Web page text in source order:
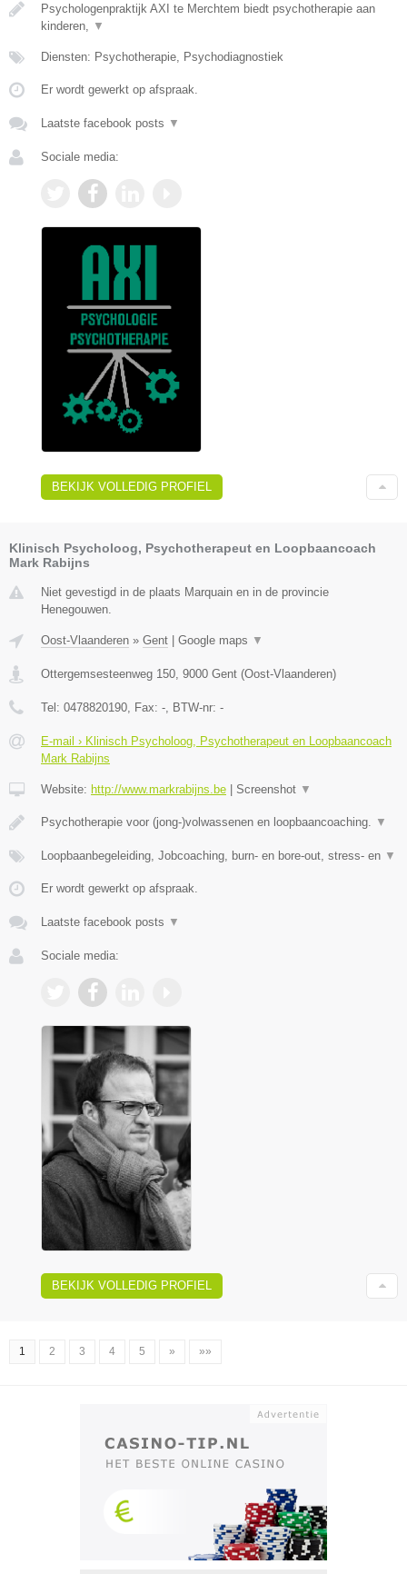
Psychologenpraktijk AXI te Merchtem biedt psychotherapie aan
kinderen,
▼
Diensten: Psychotherapie, Psychodiagnostiek
Er wordt gewerkt op afspraak.
Laatste facebook posts ▼
Sociale media:
BEKIJK VOLLEDIG PROFIEL
Klinisch Psycholoog, Psychotherapeut en Loopbaancoach
Mark Rabijns
Niet gevestigd in de plaats Marquain en in de provincie
Henegouwen.
Oost-Vlaanderen » Gent Google maps ▼
Ottergemsesteenweg 150, 9000 Gent (Oost-Vlaanderen)
Tel: 0478820190, Fax: -, BTW-nr: -
E-mail › Klinisch Psycholoog, Psychotherapeut en Loopbaancoach
Mark Rabijns
Website: http://www.markrabijns.be Screenshot ▼
Psychotherapie voor (jong-)volwassenen en loopbaancoaching. ▼
Loopbaanbegeleiding, Jobcoaching, burn- en bore-out, stress- en ▼
Er wordt gewerkt op afspraak.
Laatste facebook posts ▼
Sociale media:
BEKIJK VOLLEDIG PROFIEL
1 2 3 4 5 » »»